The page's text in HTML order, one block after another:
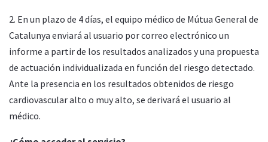
2. En un plazo de 4 días, el equipo médico de Mútua General de
Catalunya enviará al usuario por correo electrónico un
informe a partir de los resultados analizados y una propuesta
de actuación individualizada en función del riesgo detectado.
Ante la presencia en los resultados obtenidos de riesgo
cardiovascular alto o muy alto, se derivará el usuario al
médico.